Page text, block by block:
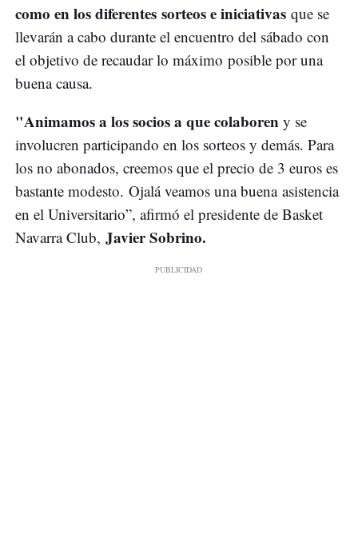
como en los diferentes sorteos e iniciativas que se
llevarán a cabo durante el encuentro del sábado con
el objetivo de recaudar lo máximo posible por una
buena causa.
"Animamos a los socios a que colaboren y se
involucren participando en los sorteos y demás. Para
los no abonados, creemos que el precio de 3 euros es
bastante modesto. Ojalá veamos una buena asistencia
en el Universitario”, afirmó el presidente de Basket
Navarra Club, Javier Sobrino.